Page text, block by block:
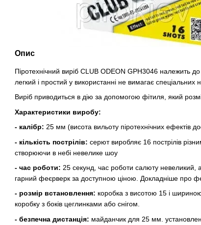
Опис
Піротехнічний виріб CLUB ODEON GPH3046 належить до
легкий і простий у використанні не вимагає спеціальних
Виріб приводиться в дію за допомогою фітиля, який
Характеристики виробу:
- калібр: 25 мм (висота вильоту піротехнічних ефектів
- кількість пострілів: серют виробляє 16 пострілів
створюючи в небі невелике шоу
- час роботи: 25 секунд, час роботи салюту невеликий,
гарний феєрверк за доступною ціною. Докладніше про
- розмір встановлення: коробка з висотою 15 і
коробку з боків цеглинками або снігом.
- безпечна дистанція: майданчик для 25 мм.